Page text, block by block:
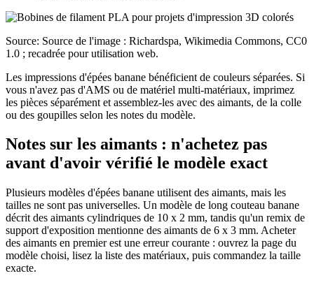
Source: Source de l'image : Richardspa, Wikimedia Commons, CC0
1.0 ; recadrée pour utilisation web.
Les impressions d'épées banane bénéficient de couleurs séparées. Si
vous n'avez pas d'AMS ou de matériel multi-matériaux, imprimez
les pièces séparément et assemblez-les avec des aimants, de la colle
ou des goupilles selon les notes du modèle.
Notes sur les aimants : n'achetez pas
avant d'avoir vérifié le modèle exact
Plusieurs modèles d'épées banane utilisent des aimants, mais les
tailles ne sont pas universelles. Un modèle de long couteau banane
décrit des aimants cylindriques de 10 x 2 mm, tandis qu'un remix de
support d'exposition mentionne des aimants de 6 x 3 mm. Acheter
des aimants en premier est une erreur courante : ouvrez la page du
modèle choisi, lisez la liste des matériaux, puis commandez la taille
exacte.